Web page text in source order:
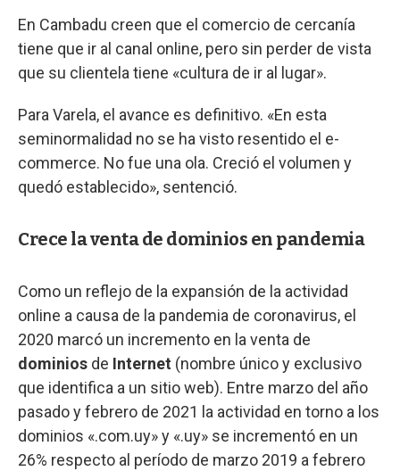
En Cambadu creen que el comercio de cercanía
tiene que ir al canal online, pero sin perder de vista
que su clientela tiene «cultura de ir al lugar».
Para Varela, el avance es definitivo. «En esta
seminormalidad no se ha visto resentido el e-
commerce. No fue una ola. Creció el volumen y
quedó establecido», sentenció.
Crece la venta de dominios en pandemia
Como un reflejo de la expansión de la actividad
online a causa de la pandemia de coronavirus, el
2020 marcó un incremento en la venta de
dominios de Internet (nombre único y exclusivo
que identifica a un sitio web). Entre marzo del año
pasado y febrero de 2021 la actividad en torno a los
dominios «.com.uy» y «.uy» se incrementó en un
26% respecto al período de marzo 2019 a febrero